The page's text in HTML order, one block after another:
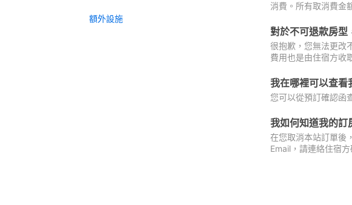
額外設施
消費。所有取消費金
對於不可退款房型
很抱歉，您無法更改
費用也是由住宿方收
我在哪裡可以查看
您可以從預訂確認函
我如何知道我的訂
在您取消本站訂單後
Email，請連絡住宿